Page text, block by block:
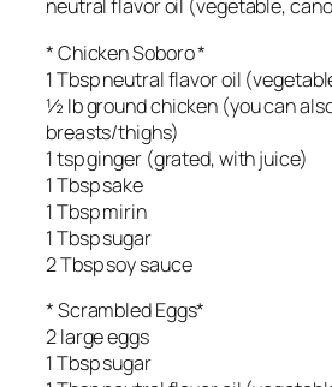
neutral flavor oil (vegetable,
* Chicken Soboro *
1 Tbsp neutral flavor oil
½ lb ground chicken (you can
breasts/thighs)
1 tsp ginger (grated, with juice)
1 Tbsp sake
1 Tbsp mirin
1 Tbsp sugar
2 Tbsp soy sauce
* Scrambled Eggs*
2 large eggs
1 Tbsp sugar